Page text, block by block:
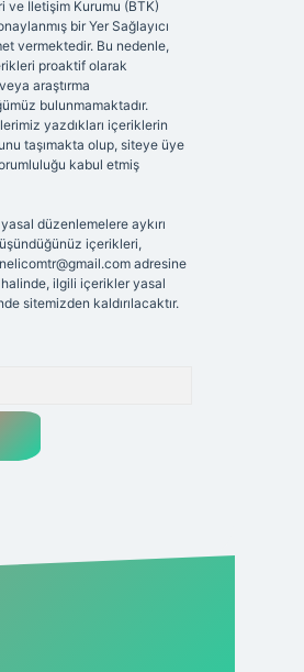
ve İletişim Kurumu (BTK)
bir Yer Sağlayıcı
vermektedir. Bu nedenle,
proaktif olarak
araştırma
bulunmamaktadır.
yazdıkları içeriklerin
taşımakta olup, siteye üye
kabul etmiş
düzenlemelere aykırı
içerikleri,
adresine
ilgili içerikler yasal
sitemizden kaldırılacaktır.